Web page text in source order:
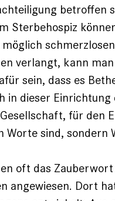
betroffen
Sterbehospiz
verlangt, kann
sein, dass es
in dieser Einrichtung
für den
Worte sind, sondern
oft das
ange­wiesen. Dort